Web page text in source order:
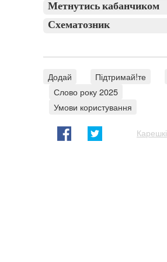
Метнутись кабанчиком
Схематозник
Додай Підтримай!те
Слово року 2025
Умови користування
Карешкі